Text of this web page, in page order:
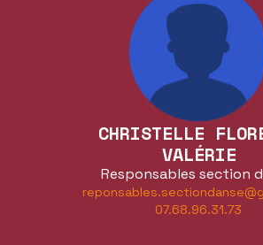
CHRISTELLE
VALÉRIE
Responsables section
07.68.96.31.73